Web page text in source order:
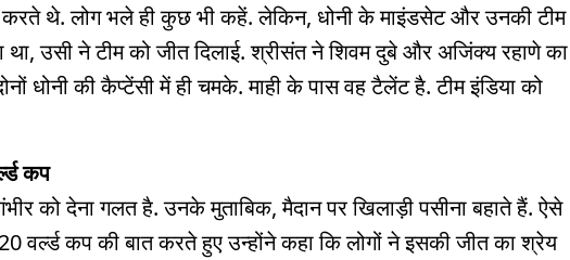
करते थे. लोग भले ही कुछ भी कहें. लेकिन, धोनी के माइंडसेट और उनकी टीम
उसी ने टीम को जीत दिलाई. श्रीसंत ने शिवम दुबे और अजिंक्य रहाणे का
धोनी की कैप्टेंसी में ही चमके. माही के पास वह टैलेंट है. टीम इंडिया को
कप
को देना गलत है. उनके मु‍ताबिक, मैदान पर खिलाड़ी पसीना बहाते हैं. ऐसे
वर्ल्ड कप की बात करते हुए उन्होंने कहा कि लोगों ने इसकी जीत का श्रेय